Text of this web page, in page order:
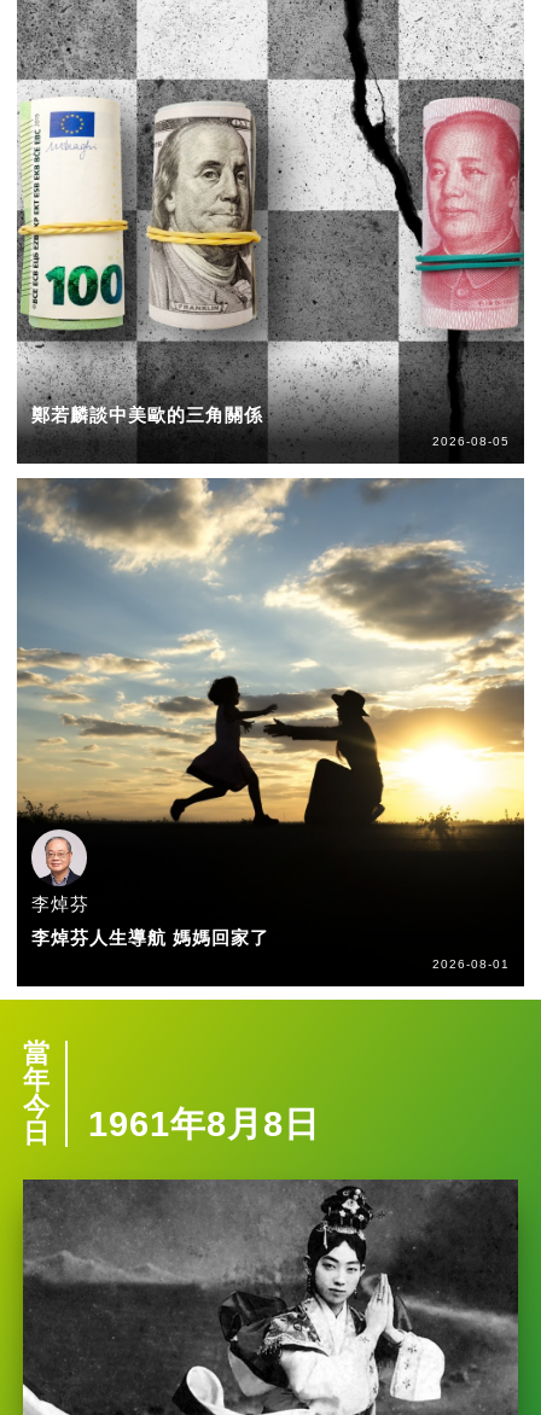
鄭若麟談中美歐的三角關係
2026-08-05
李焯芬
李焯芬人生導航 媽媽回家了
2026-08-01
當
年
今
日
1961年8月8日